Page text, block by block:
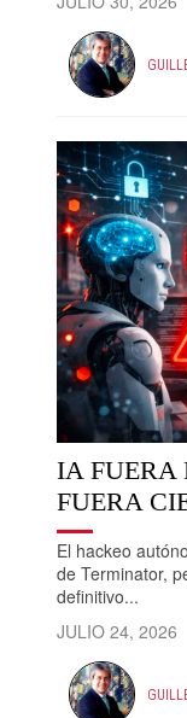
IA FUERA
FUERA
El hackeo
de Terminator,
definitivo...
JULIO 24, 2026